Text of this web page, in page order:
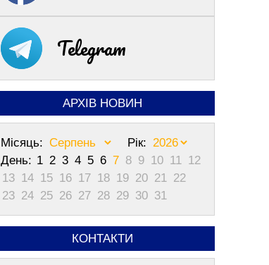
Telegram
АРХІВ НОВИН
Місяць:
Рік:
День: 1 2 3 4 5 6 7 8 9 10 11 12
13 14 15 16 17 18 19 20 21 22
23 24 25 26 27 28 29 30 31
КОНТАКТИ